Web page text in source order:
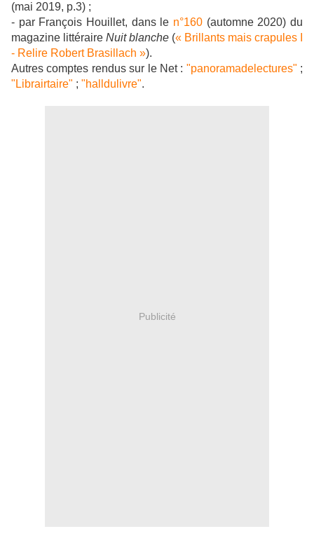
(mai 2019, p.3) ;
- par François Houillet, dans le n°160 (automne 2020) du
magazine littéraire Nuit blanche (« Brillants mais crapules I
- Relire Robert Brasillach »).
Autres comptes rendus sur le Net : "panoramadelectures" ;
"Librairtaire" ; "halldulivre".
Publicité